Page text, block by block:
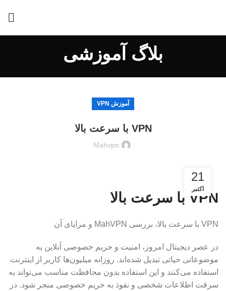
بلاگ آموزشی
آموزش VPN
VPN با سرعت بالا
Mahvpn
21
اکتبر
VPN با سرعت بالا
VPN با سرعت بالا، بررسی MahVPN و مزایای آن
در عصر دیجیتال امروز، امنیت و حریم خصوصی آنلاین به
موضوعاتی حیاتی تبدیل شده‌اند. روزانه میلیون‌ها کاربر از اینترنت
استفاده می‌کنند و این استفاده بدون محافظت مناسب می‌تواند به
سرقت اطلاعات شخصی و نفوذ به حریم خصوصی منجر شود. در